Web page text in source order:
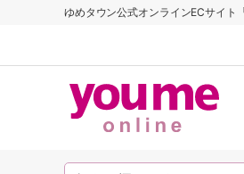
ゆめタウン公式オンラインECサイト